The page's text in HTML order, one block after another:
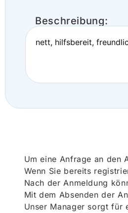
Beschreibung:
nett, hilfsbereit,
Um eine Anfrage an den
Wenn Sie bereits
Nach der Anmeldung
Mit dem Absenden der
Unser Manager sorgt für